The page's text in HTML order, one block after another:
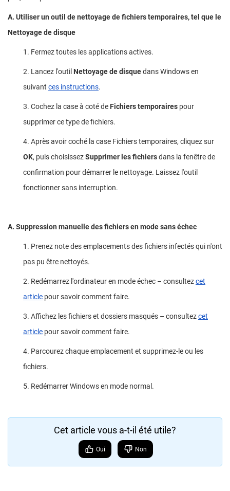
A. Utiliser un outil de nettoyage de fichiers temporaires, tel que le
Nettoyage de disque
1. Fermez toutes les applications actives.
2. Lancez l'outil Nettoyage de disquedans Windows en
suivant ces instructions.
3. Cochez la case à coté de Fichiers temporaires pour
supprimer ce type de fichiers.
4. Après avoir coché la case Fichiers temporaires, cliquez sur
OK, puis choisissezSupprimer les fichiersdans la fenêtre de
confirmation pour démarrer le nettoyage. Laissez l'outil
fonctionner sans interruption.
A. Suppression manuelledes fichiers en mode sans échec
1. Prenez note des emplacements des fichiers infectés qui n'ont
pas pu être nettoyés.
2. Redémarrez l'ordinateur en mode échec – consultezcet
article pour savoir comment faire.
3. Affichez les fichiers et dossiers masqués – consultezcet
article pour savoir comment faire.
4. Parcourez chaque emplacement et supprimez-le ou les
fichiers.
5. Redémarrer Windows en mode normal.
Cet article vous a-t-il été utile?
Oui Non